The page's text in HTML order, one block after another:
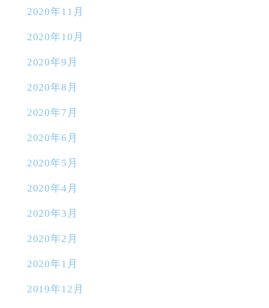
2020年11月
2020年10月
2020年9月
2020年8月
2020年7月
2020年6月
2020年5月
2020年4月
2020年3月
2020年2月
2020年1月
2019年12月